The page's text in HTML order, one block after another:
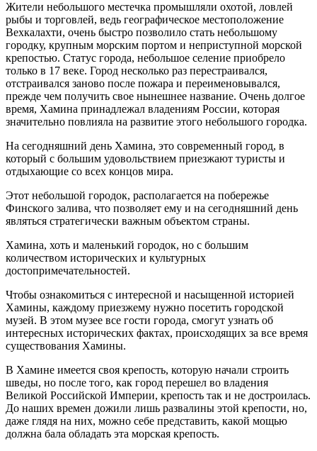
Жители небольшого местечка промышляли охотой, ловлей
рыбы и торговлей, ведь географическое местоположение
Вехкалахти, очень быстро позволило стать небольшому
городку, крупным морским портом и неприступной морской
крепостью. Статус города, небольшое селение приобрело
только в 17 веке. Город несколько раз перестраивался,
отстраивался заново после пожара и переименовывался,
прежде чем получить свое нынешнее название. Очень долгое
время, Хамина принадлежал владениям России, которая
значительно повлияла на развитие этого небольшого городка.
На сегодняшний день Хамина, это современный город, в
который с большим удовольствием приезжают туристы и
отдыхающие со всех концов мира.
Этот небольшой городок, располагается на побережье
Финского залива, что позволяет ему и на сегодняшний день
являться стратегически важным объектом страны.
Хамина, хоть и маленький городок, но с большим
количеством исторических и культурных
достопримечательностей.
Чтобы ознакомиться с интересной и насыщенной историей
Хамины, каждому приезжему нужно посетить городской
музей. В этом музее все гости города, смогут узнать об
интересных исторических фактах, происходящих за все время
существования Хамины.
В Хамине имеется своя крепость, которую начали строить
шведы, но после того, как город перешел во владения
Великой Российской Империи, крепость так и не достроилась.
До наших времен дожили лишь развалины этой крепости, но,
даже глядя на них, можно себе представить, какой мощью
должна бала обладать эта морская крепость.